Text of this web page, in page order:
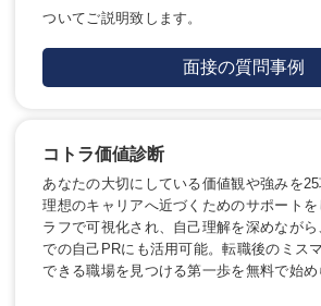
ついてご説明致します。
面接の質問事例
コトラ価値診断
あなたの大切にしている価値観や強みを25
理想のキャリアへ近づくためのサポート
ラフで可視化され、自己理解を深めなが
での自己PRにも活用可能。転職後のミス
できる職場を見つける第一歩を無料で始め